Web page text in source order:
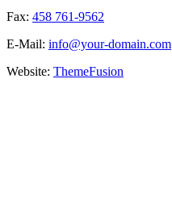
Fax: 458 761-9562
E-Mail: info@your-domain.com
Website: ThemeFusion